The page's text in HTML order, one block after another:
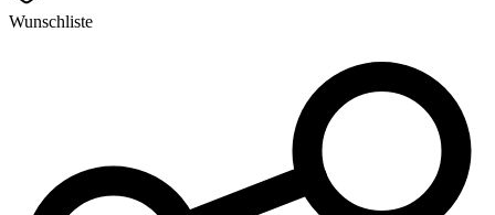
Wunschliste